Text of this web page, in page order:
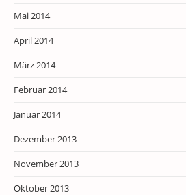
Mai 2014
April 2014
März 2014
Februar 2014
Januar 2014
Dezember 2013
November 2013
Oktober 2013